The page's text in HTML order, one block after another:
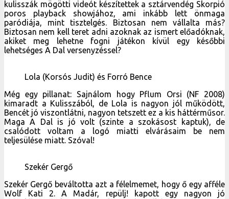
Még egy pillanat: Sajnálom hogy Pflum Orsi (NF 2008)
kimaradt a Kulisszából, de Lola is nagyon jól működött,
Bencét jó viszontlátni, nagyon tetszett ez a kis háttérműsor.
Maga A Dal is jó volt (szinte a szokásost kaptuk), de
csalódott voltam a logó miatti elvárásaim be nem
teljesülése miatt. Szóval!
Szekér Gergő
Szekér Gergő beváltotta azt a félelmemet, hogy ő egy afféle
Wolf Kati 2. A Madár, repülj! kapott egy nagyon jó
videoklipet, és kapott egy olyan színpadképet, amibe az az
érzése az embernek, hogy egy csomó szakember
okoskodásának eredményeként született káosz – pont mint
Wolf Katinál Düsseldorfban. A színpadi látvány tervezőinek
Mindenesetre a dal a jobbak közé tartozik, Gergő szépen
énekelt, mehet a döntőbe.